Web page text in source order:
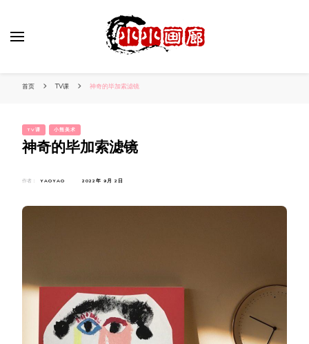
首页 TV课 神奇的毕加索滤镜
TV课 小熊美术
神奇的毕加索滤镜
作者： YAOYAO 2022年 9月 2日